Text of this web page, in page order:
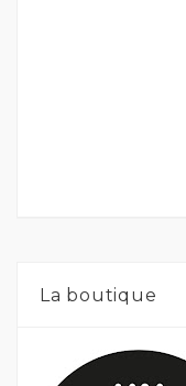
La boutique